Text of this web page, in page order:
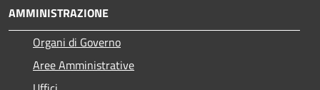
AMMINISTRAZIONE
Organi di Governo
Aree Amministrative